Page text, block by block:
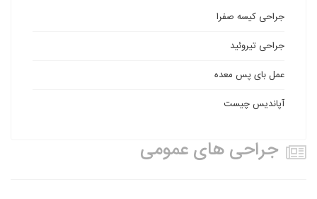
جراحی کیسه صفرا
جراحی تیروئید
عمل بای پس معده
آپاندیس چیست
جراحی های عمومی